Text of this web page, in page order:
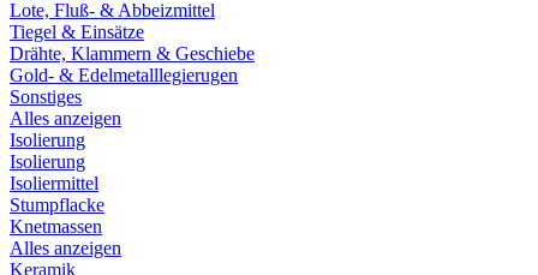
Lote, Fluß- & Abbeizmittel
Tiegel & Einsätze
Drähte, Klammern & Geschiebe
Gold- & Edelmetalllegierugen
Sonstiges
Alles anzeigen
Isolierung
Isolierung
Isoliermittel
Stumpflacke
Knetmassen
Alles anzeigen
Keramik